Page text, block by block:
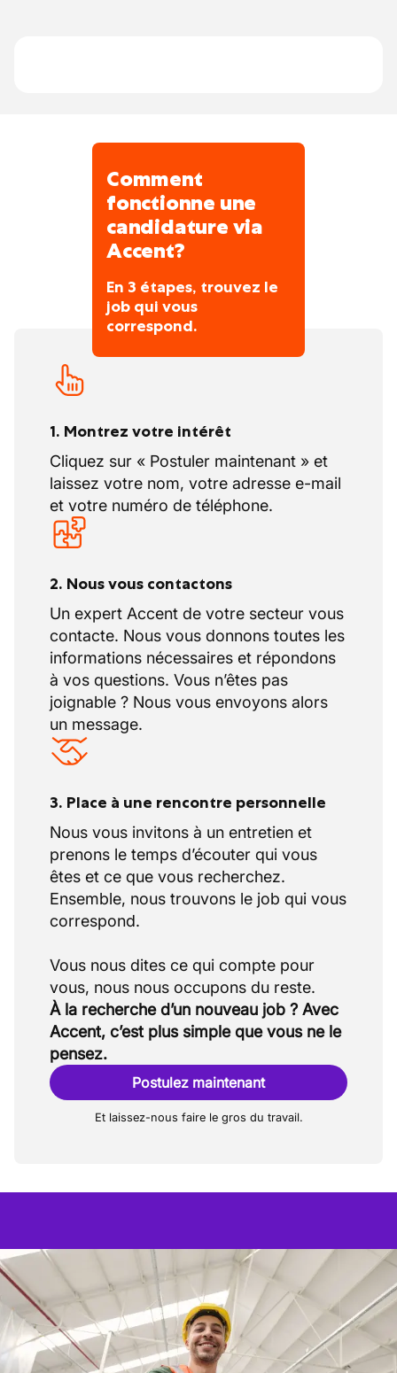
Comment
fonctionne une
candidature via
Accent?
En 3 étapes, trouvez le
job qui vous
correspond.
1. Montrez votre intérêt
Cliquez sur « Postuler maintenant » et
laissez votre nom, votre adresse e-mail
et votre numéro de téléphone.
2. Nous vous contactons
Un expert Accent de votre secteur vous
contacte. Nous vous donnons toutes les
informations nécessaires et répondons
à vos questions. Vous n’êtes pas
joignable ? Nous vous envoyons alors
un message.
3. Place à une rencontre personnelle
Nous vous invitons à un entretien et
prenons le temps d’écouter qui vous
êtes et ce que vous recherchez.
Ensemble, nous trouvons le job qui vous
correspond.
Vous nous dites ce qui compte pour
À la recherche d’un nouveau job ? Avec
Accent, c’est plus simple que vous ne le
pensez.
Postulez maintenant
Et laissez-nous faire le gros du travail.